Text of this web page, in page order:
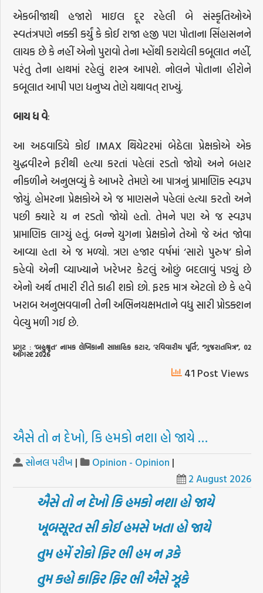
એકબીજાથી હજારો માઇલ દૂર રહેલી બે સંસ્કૃતિઓએ
સ્વતંત્રપણે નક્કી કર્યું કે કોઈ રાજા હજી પણ પોતાના સિંહાસનને
લાયક છે કે નહીં એનો પુરાવો તેના મ્હોંથી કરાયેલી કબૂલાત નહીં,
પરંતુ તેના હાથમાં રહેલું શસ્ત્ર આપશે. નોલને પોતાના હીરોને
કબૂલાત આપી પણ ધનુષ્ય તેણે યથાવત્ રાખ્યું.
બાયધવે:
આ અઠવાડિયે કોઈ IMAX થિયેટરમાં બેઠેલા પ્રેક્ષકોએ એક
યુદ્ધવીરને ફરીથી હત્યા કરતાં પહેલાં રડતો જોયો અને બહાર
નીકળીને અનુભવ્યું કે આખરે તેમણે આ પાત્રનું પ્રામાણિક સ્વરૂપ
જોયું. હોમરના પ્રેક્ષકોએ એ જ માણસને પહેલાં હત્યા કરતો અને
પછી ક્યારે ય ન રડતો જોયો હતો. તેમને પણ એ જ સ્વરૂપ
પ્રામાણિક લાગ્યું હતું. બન્ને યુગના પ્રેક્ષકોને તેઓ જે અંત જોવા
આવ્યા હતા એ જ મળ્યો. ત્રણ હજાર વર્ષમાં ‘સારો પુરુષ’ કોને
કહેવો એની વ્યાખ્યાને ખરેખર કેટલું ઓછું બદલાવું પડ્યું છે
એનો અર્થ તમારી રીતે કાઢી શકો છો. ફરક માત્ર એટલો છે કે હવે
ખરાબ અનુભવવાની તેની અભિનયક્ષમતાને વધુ સારી પ્રોડક્શન
વેલ્યુ મળી ગઈ છે.
પ્રગટ : ‘બહુશ્રૃત’ નામક લેખિકાની સાપ્તાહિક કટાર, ’રવિવારીય પૂર્તિ’, “ગુજરાતમિત્ર”, 02
ઑગસ્ટ2026
41 Post Views
ઐસે તો ન દેખો, કિ હમકો નશા હો જાયે …
સોનલ પરીખ | Opinion - Opinion |
2 August 2026
ઐસે તો ન દેખો કિ હમકો નશા હો જાયે
ખૂબસૂરત સી કોઈ હમસે ખતા હો જાયે
તુમ હમેં રોકો ફિર ભી હમ ન રૂકે
તુમ કહો કાફિર ફિર ભી ઐસે ઝૂકે